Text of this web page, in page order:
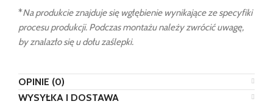
*Na produkcie znajduje się wgłębienie wynikające ze specyfiki
procesu produkcji. Podczas montażu należy zwrócić uwagę,
by znalazło się u dołu zaślepki.
OPINIE (0)
WYSYŁKA I DOSTAWA